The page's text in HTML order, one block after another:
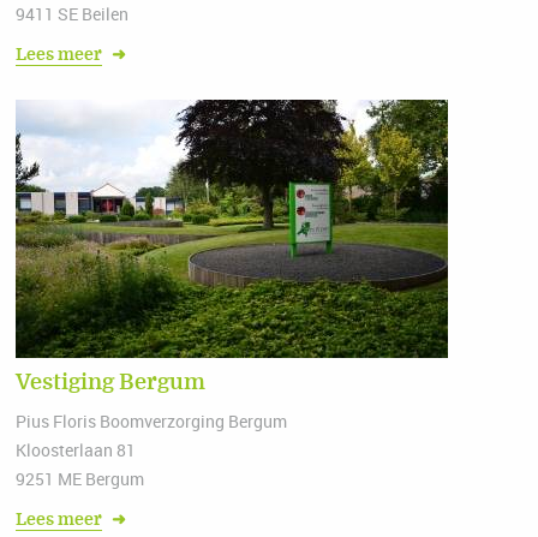
9411 SE Beilen
Lees meer ➜
Vestiging Bergum
Pius Floris Boomverzorging Bergum
Kloosterlaan 81
9251 ME Bergum
Lees meer ➜